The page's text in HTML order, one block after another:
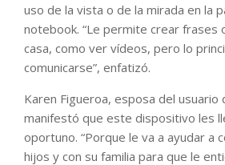
uso de la vista o de la mirada en la
notebook. “Le permite crear frases
casa, como ver vídeos, pero lo
comunicarse”, enfatizó.
Karen Figueroa, esposa del usuario
manifestó que este dispositivo les
oportuno. “Porque le va a ayudar a
hijos y con su familia para que le